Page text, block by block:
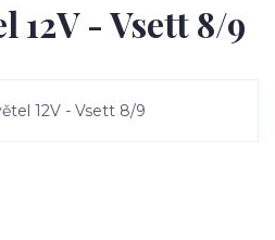
12V - Vsett 8/9